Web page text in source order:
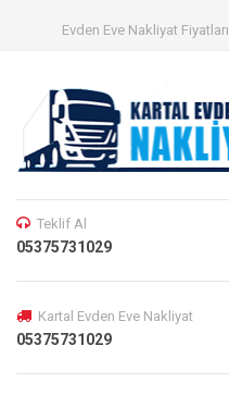
Evden Eve Nakliyat Fiyatları
Teklif Al
05375731029
Kartal Evden Eve Nakliyat
05375731029